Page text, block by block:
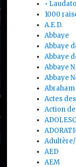
•
1000
A.E.D.
Abbaye
Abbaye
Abbaye
Abbaye
Abbaye
Abraham
Actes
Action
AED
AEM